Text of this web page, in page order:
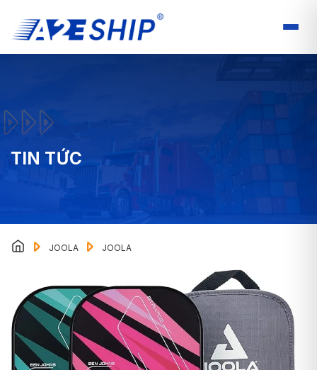
TIN TỨC
JOOLA JOOLA